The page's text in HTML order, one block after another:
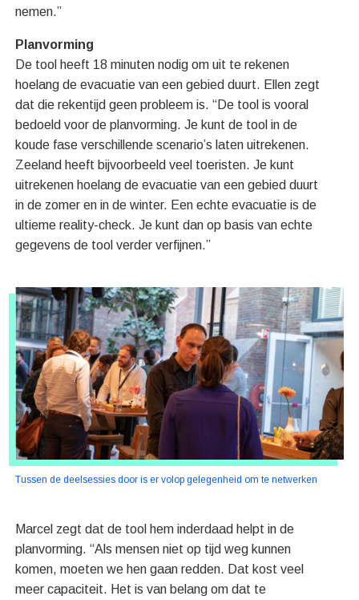
nemen.”
Planvorming
De tool heeft 18 minuten nodig om uit te rekenen
hoelang de evacuatie van een gebied duurt. Ellen zegt
dat die rekentijd geen probleem is. “De tool is vooral
bedoeld voor de planvorming. Je kunt de tool in de
koude fase verschillende scenario’s laten uitrekenen.
Zeeland heeft bijvoorbeeld veel toeristen. Je kunt
uitrekenen hoelang de evacuatie van een gebied duurt
in de zomer en in de winter. Een echte evacuatie is de
ultieme reality-check. Je kunt dan op basis van echte
gegevens de tool verder verfijnen.”
Tussen de deelsessies door is er volop gelegenheid om te netwerken
Marcel zegt dat de tool hem inderdaad helpt in de
planvorming. “Als mensen niet op tijd weg kunnen
komen, moeten we hen gaan redden. Dat kost veel
meer capaciteit. Het is van belang om dat te